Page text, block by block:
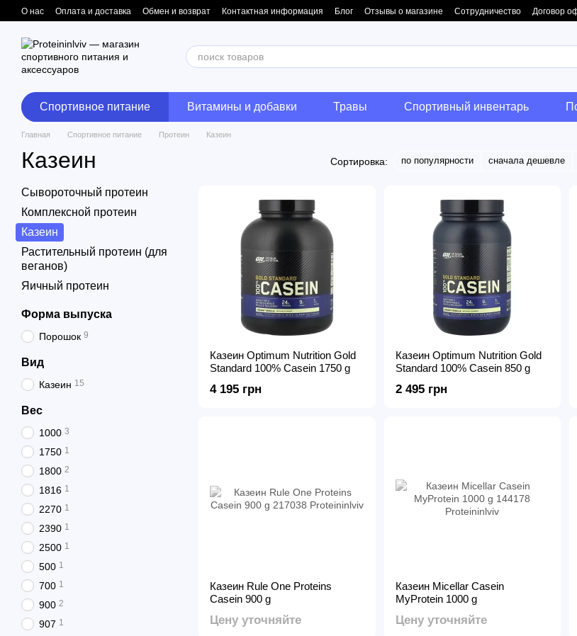
Перейти к основному контенту
О нас Оплата и доставка Обмен и возврат Контактная информация Блог Отзывы о магазине Сотрудничество Договор
Спортивное питание Витамины и добавки Травы Спортивный инвентарь
Главная Спортивное питание Протеин Казеин
Казеин Сортировка: по популярности сначала дешевле
Казеин Optimum Nutrition Gold
Standard 100% Casein 1750 g
4 195 грн
Казеин Optimum Nutrition Gold
Standard 100% Casein 850 g
2 495 грн
Казеин Rule One Proteins
Casein 900 g
Цену уточняйте
Казеин Micellar Casein
MyProtein 1000 g
Цену уточняйте
Сывороточный протеин
Комплексной протеин
Казеин
Растительный протеин (для
веганов)
Яичный протеин
Форма выпуска
Порошок 9
Вид
Казеин 15
Вес
1000 3
1750 1
1800 2
1816 1
2270 1
2390 1
2500 1
500 1
700 1
900 2
907 1